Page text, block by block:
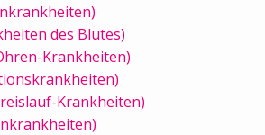
des Blutes)
Krankheiten)
Krankheiten)